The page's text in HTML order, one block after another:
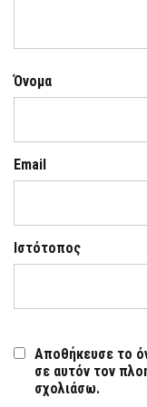
Όνομα
Email
Ιστότοπος
Αποθήκευσε το
σε αυτόν τον
σχολιάσω.